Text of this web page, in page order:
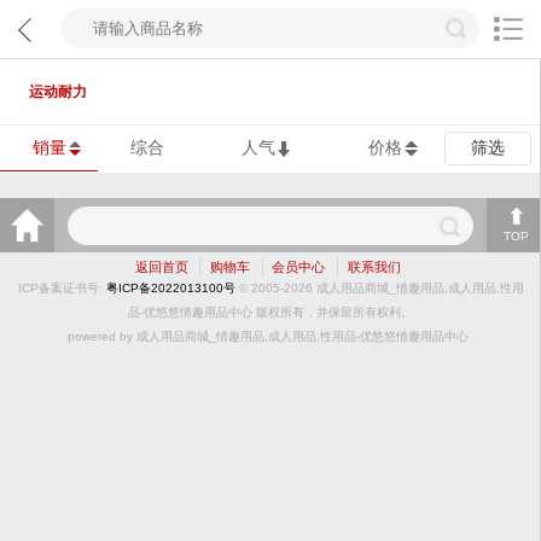
运动耐力
销量 综合 人气 价格 筛选
TOP
返回首页 购物车 会员中心 联系我们
ICP备案证书号: 粤ICP备2022013100号 © 2005-2026 成人用品商城_情趣用品,成人用品,性用
品-优悠悠情趣用品中心 版权所有，并保留所有权利。
powered by 成人用品商城_情趣用品,成人用品,性用品-优悠悠情趣用品中心